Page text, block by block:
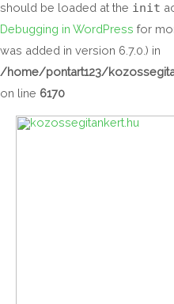
should be loaded at the init
Debugging in WordPress for
was added in version 6.7.0.) in
/home/pontart123/
on line 6170